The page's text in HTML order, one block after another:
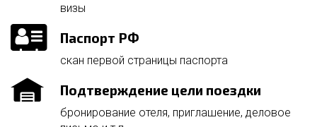
визы
Паспорт РФ
скан первой страницы паспорта
Подтверждение цели поездки
бронирование отеля, приглашение, деловое